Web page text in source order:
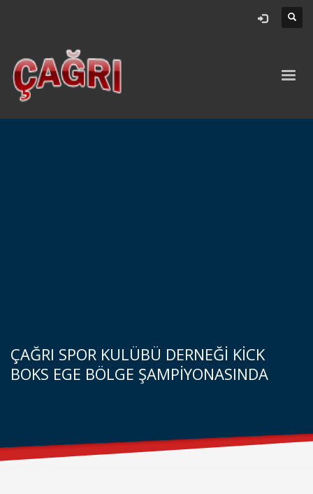
ÇAĞRI SPOR KULÜBÜ DERNEĞİ KİCK
BOKS EGE BÖLGE ŞAMPİYONASINDA